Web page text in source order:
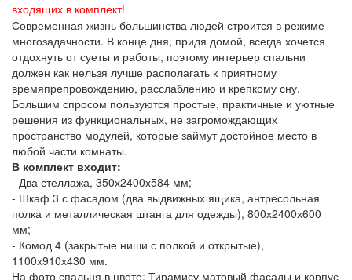
входящих в комплект!
Современная жизнь большинства людей строится в режиме
многозадачности. В конце дня, придя домой, всегда хочется
отдохнуть от суеты и работы, поэтому интерьер спальни
должен как нельзя лучше располагать к приятному
времяпрепровождению, расслаблению и крепкому сну.
Большим спросом пользуются простые, практичные и уютные
решения из функциональных, не загромождающих
пространство модулей, которые займут достойное место в
любой части комнаты.
В комплект входит:
- Два стеллажа, 350х2400х584 мм;
- Шкаф 3 с фасадом (два выдвижных ящика, антресольная
полка и металлическая штанга для одежды), 800х2400х600
мм;
- Комод 4 (закрытые ниши с полкой и открытые),
1100х910х430 мм.
На фото спальня в цвете: Тирамису матовый фасады и корпус